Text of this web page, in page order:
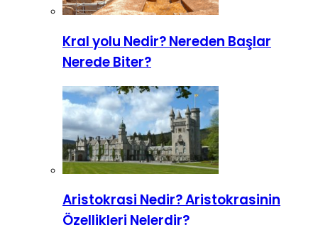
Kral yolu Nedir? Nereden Başlar
Nerede Biter?
Aristokrasi Nedir? Aristokrasinin
Özellikleri Nelerdir?